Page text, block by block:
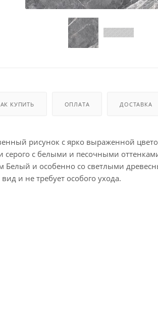
КУПИТЬ ОПЛАТА ДОСТАВКА
рисунок с ярко выраженной
серого с белыми и песочными
и особенно со светлыми
и не требует особого ухода.